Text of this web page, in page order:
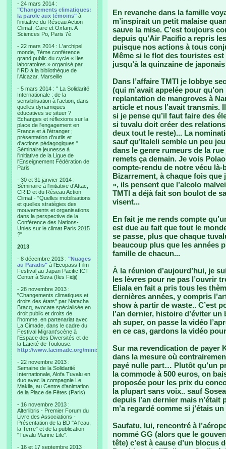
- 24 mars 2014 :
"Changements climatiques:
la parole aux témoins" à
l'initiative du Réseau Action
Climat, Care et Oxfam. A
Sciences Po, Paris 7è
- 22 mars 2014 : L'archipel
monde, 7ème conférence
grand public du cycle « Iles
laboratoires » organisé par
l'IRD à la bibliothèque de
l’Alcazar, Marseille
- 5 mars 2014 : " La Solidarité
Internationale : de la
sensibilisation à l'action, dans
quelles dynamiques
éducatives se situer ?
Echanges et réflexions sur la
place de l'engagement en
France et à l'étranger ;
présentation d'outils et
d'actions pédagogiques ".
Séminaire jeunesse à
l'initiative de la Ligue de
l'Enseignement Fédération de
Paris
- 30 et 31 janvier 2014 :
Séminaire à l'initiative d'Attac,
CRID et du Réseau Action
Climat - "Quelles mobilisations
et quelles stratégies des
mouvements et organisations
dans la perspective de la
Conférence des Nations-
Unies sur le climat Paris 2015
?"
2013
- 8 décembre 2013 : "Nuages
au Paradis" à l'Ecopass Film
Festival au Japan Pacific ICT
Center à Suva (Iles Fidji)
- 28 novembre 2013 :
"Changements climatiques et
droits des états" par Natacha
Bracq, avocate spécialisée en
droit public et droits de
l'homme, en partenariat avec
La Cimade, dans le cadre du
Festival Migrant'scène à
l'Espace des Diversités et de
la Laïcité de Toulouse.
http://www.lacimade.org/minisites/migrantscene
- 22 novembre 2013 :
Semaine de la Solidarité
Internationale, Alofa Tuvalu en
duo avec la compagnie Le
Makila, au Centre d'animation
de la Place de Fêtes (Paris)
- 16 novembre 2013 :
Alterlibris - Premier Forum du
Livre des Associations -
Présentation de la BD "A l'eau,
la Terre" et de la publication
"Tuvalu Marine Life".
- 16 et 17 septembre 2013 :
En revanche dans la famille
m’inspirait un petit malaise
sauve la mise. C’est toujours
depuis qu’Air Pacific a repris
puisque nos actions à tous
Même si le flot des touristes
jusqu’à la quinzaine de
Dans l’affaire TMTI je lobbye
(qui m’avait appelée pour
replantation de mangroves à
article et nous l’avait transmis.
si je pense qu’il faut faire des
si tuvalu doit créer des
deux tout le reste)... La
sauf qu’Italeli semble un peu
dans le genre rumeurs de la
remets ça demain. Je vois
compte-rendu de notre vécu là-
Bizarrement, à chaque fois que
», ils pensent que l’alcolo
TMTI a déjà fait son boulot de
visent...
En fait je me rends compte
est due au fait que tout le
se passe, plus que chaque
beaucoup plus que les années
famille de chacun...
À la réunion d’aujourd’hui, je
les lèvres pour ne pas l’ouvrir
Eliala en fait a pris tous les
dernières années, y compris
show à partir de waste.. C’est
l’an dernier, histoire d’éviter
ah super, on passe la vidéo
en ce cas, gardons la vidéo
Sur ma revendication de payer
dans la mesure où
payé nulle part… Plutôt qu’un
la commode à 500 euros, on
proposée pour les prix du
la plupart sans voix.. sauf
depuis l’an dernier mais
m’a regardé comme si j’étais un
Saufatu, lui, rencontré à
nommé GG (alors que le
tête) c’est à cause d’un blocus